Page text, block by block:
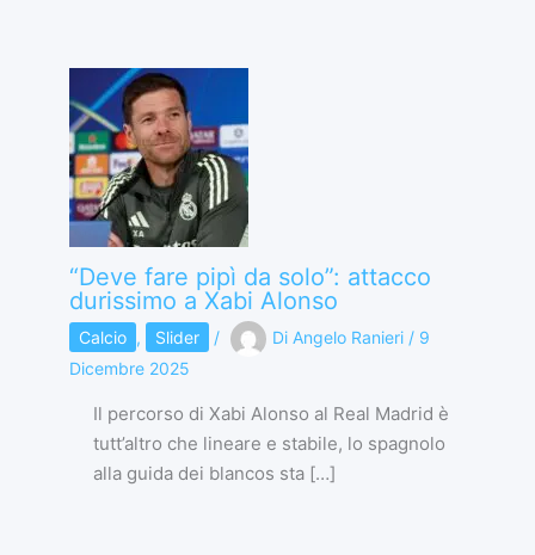
“Deve fare pipì da solo”: attacco
durissimo a Xabi Alonso
Calcio , Slider / Di Angelo Ranieri / 9
Dicembre 2025
Il percorso di Xabi Alonso al Real Madrid è
tutt’altro che lineare e stabile, lo spagnolo
alla guida dei blancos sta […]